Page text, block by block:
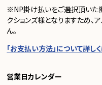
※NP掛け払いをご選択頂いた
クションズ様となりますため、
ん。
「お支払い方法」について詳し
営業日カレンダー